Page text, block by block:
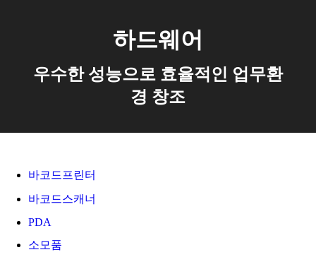
하드웨어
우수한 성능으로 효율적인 업무환
경 창조
바코드프린터
바코드스캐너
PDA
소모품